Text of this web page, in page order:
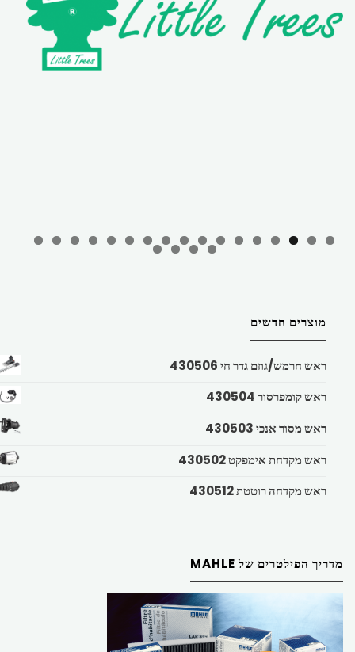
מוצרים חדשים
ראש חרמש/גוזם גדר חי 430506
ראש קומפרסור 430504
ראש מסור אנכי 430503
ראש מקדחת אימפקט 430502
ראש מקדחה רוטטת 430512
מדריך הפילטרים של MAHLE